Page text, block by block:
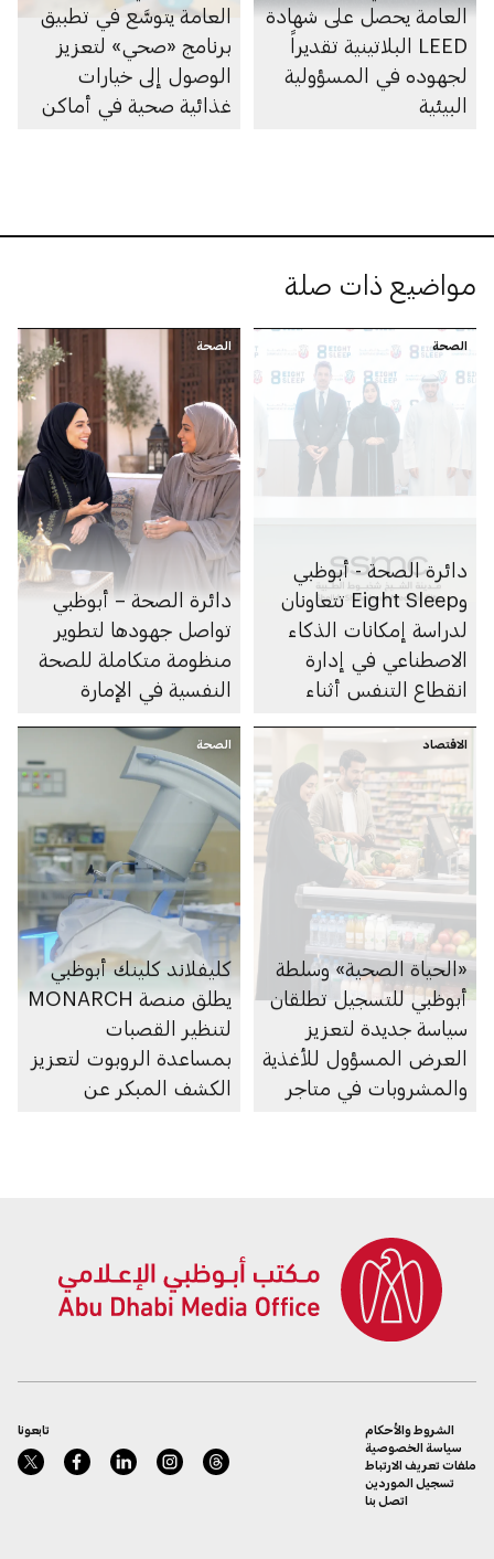
العامة يحصل على شهادة
LEED البلاتينية تقديراً
لجهوده في المسؤولية
البيئية
العامة يتوسَّع في تطبيق
برنامج «صحي» لتعزيز
الوصول إلى خيارات
غذائية صحية في أماكن
مواضيع ذات صلة
الصحة
دائرة الصحة - أبوظبي
وEight Sleep تتعاونان
لدراسة إمكانات الذكاء
الاصطناعي في إدارة
انقطاع التنفس أثناء
الصحة
دائرة الصحة – أبوظبي
تواصل جهودها لتطوير
منظومة متكاملة للصحة
النفسية في الإمارة
الاقتصاد
«الحياة الصحية» وسلطة
أبوظبي للتسجيل تطلقان
سياسة جديدة لتعزيز
العرض المسؤول للأغذية
والمشروبات في متاجر
الصحة
كليفلاند كلينك أبوظبي
يطلق منصة MONARCH
لتنظير القصبات
بمساعدة الروبوت لتعزيز
الكشف المبكر عن
تابعونا
الشروط والأحكام
سياسة الخصوصية
ملفات تعريف الارتباط
تسجيل الموردين
اتصل بنا